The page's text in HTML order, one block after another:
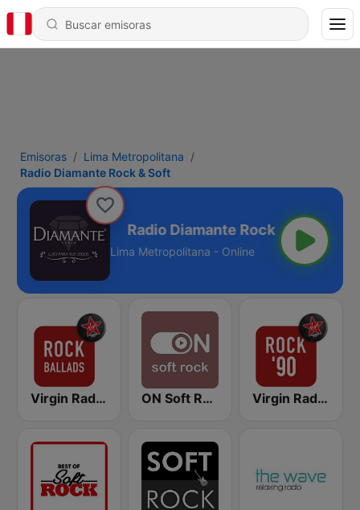
Emisoras
Lima Metropolitana
Radio Diamante Rock & Soft
& Soft
Lima Metropolitana - Online
Virgin Radio Rock Ballads ON Soft Rock Virgin Radio Rock 90